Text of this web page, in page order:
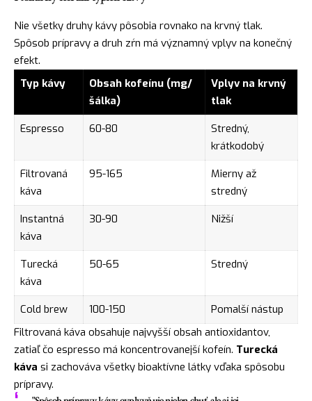
Nie všetky druhy kávy pôsobia rovnako na krvný tlak.
Spôsob prípravy a druh zŕn má významný vplyv na konečný
efekt.
Typ kávy
Obsah kofeínu (mg/
šálka)
Vplyv na krvný
tlak
Espresso
60-80
Stredný,
krátkodobý
Filtrovaná
káva
95-165
Mierny až
stredný
Instantná
káva
30-90 Nižší
Turecká
káva
50-65 Stredný
Cold brew 100-150
Pomalší nástup
Filtrovaná káva obsahuje najvyšší obsah antioxidantov,
zatiaľ čo espresso má koncentrovanejší kofeín. Turecká
káva si zachováva všetky bioaktívne látky vďaka spôsobu
prípravy.